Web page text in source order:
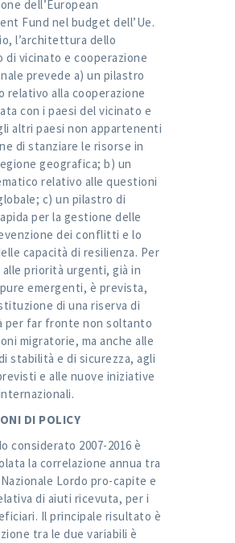
dell’European
Fund nel budget dell’Ue.
l’architettura dello
di vicinato e cooperazione
prevede a) un pilastro
relativo alla cooperazione
con i paesi del vicinato e
altri paesi non appartenenti
di stanziare le risorse in
geografica; b) un
relativo alle questioni
c) un pilastro di
per la gestione delle
dei conflitti e lo
capacità di resilienza. Per
priorità urgenti, già in
emergenti, è prevista,
di una riserva di
per far fronte non soltanto
migratorie, ma anche alle
stabilità e di sicurezza, agli
e alle nuove iniziative
DI POLICY
considerato 2007-2016 è
la correlazione annua tra
Lordo pro-capite e
di aiuti ricevuta, per i
Il principale risultato è
tra le due variabili è